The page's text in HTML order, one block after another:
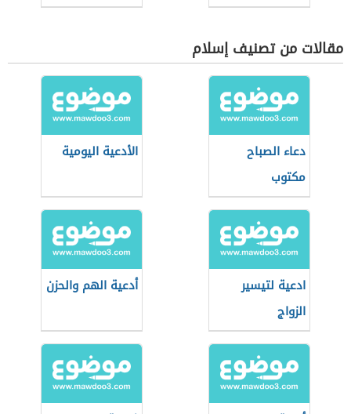
مقالات من تصنيف إسلام
دعاء الصباح
مكتوب
الأدعية اليومية
ادعية لتيسير
الزواج
أدعية الهم والحزن